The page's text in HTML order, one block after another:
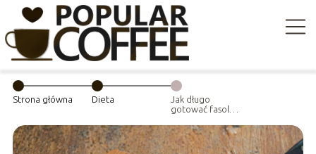
Strona główna Dieta
Jak długo
gotować fasolkę